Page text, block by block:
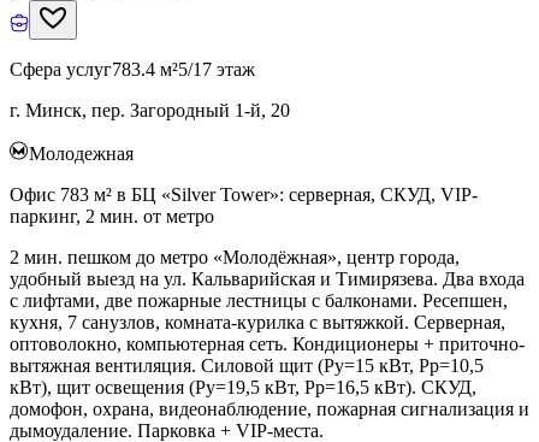
Сфера услуг783.4 м²5/17 этаж
г. Минск, пер. Загородный 1-й, 20
Молодежная
Офис 783 м² в БЦ «Silver Tower»: серверная, СКУД, VIP-
паркинг, 2 мин. от метро
2 мин. пешком до метро «Молодёжная», центр города,
удобный выезд на ул. Кальварийская и Тимирязева. Два входа
с лифтами, две пожарные лестницы с балконами. Ресепшен,
кухня, 7 санузлов, комната-курилка с вытяжкой. Серверная,
оптоволокно, компьютерная сеть. Кондиционеры + приточно-
вытяжная вентиляция. Силовой щит (Ру=15 кВт, Рр=10,5
кВт), щит освещения (Ру=19,5 кВт, Рр=16,5 кВт). СКУД,
домофон, охрана, видеонаблюдение, пожарная сигнализация и
дымоудаление. Парковка + VIP-места.